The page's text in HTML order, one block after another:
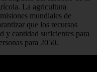
La agricultura
mundiales de
que los recursos
y cantidad suficientes para
para 2050.